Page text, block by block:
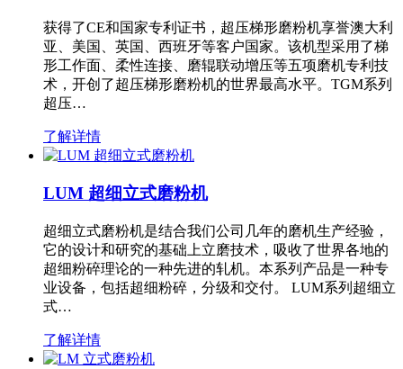
获得了CE和国家专利证书，超压梯形磨粉机享誉澳大利
亚、美国、英国、西班牙等客户国家。该机型采用了梯
形工作面、柔性连接、磨辊联动增压等五项磨机专利技
术，开创了超压梯形磨粉机的世界最高水平。TGM系列
超压…
了解详情
LUM 超细立式磨粉机
超细立式磨粉机是结合我们公司几年的磨机生产经验，
它的设计和研究的基础上立磨技术，吸收了世界各地的
超细粉碎理论的一种先进的轧机。本系列产品是一种专
业设备，包括超细粉碎，分级和交付。 LUM系列超细立
式…
了解详情